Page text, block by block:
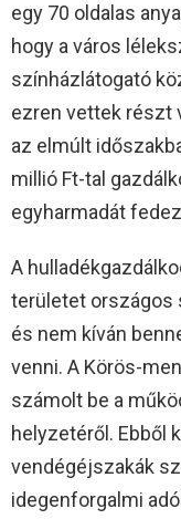
egy 70 oldalas
hogy a város
színházlátogató
ezren vettek részt
az elmúlt
millió Ft-tal
egyharmadát
A
területet országos
és nem kíván
venni. A Körös-
számolt be a
helyzetéről. Ebből
vendégéjszakák
idegenforgalmi